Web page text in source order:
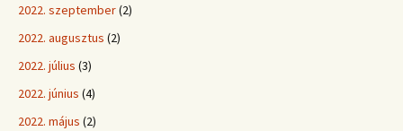
2022. szeptember(2)
2022. augusztus (2)
2022. július (3)
2022. június (4)
2022. május (2)